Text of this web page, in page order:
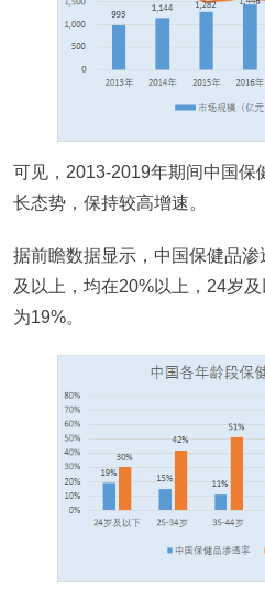
可见，2013-2019年期间中国保
长态势，保持较高增速。
据前瞻数据显示，中国保健品
及以上，均在20%以上，24岁
为19%。